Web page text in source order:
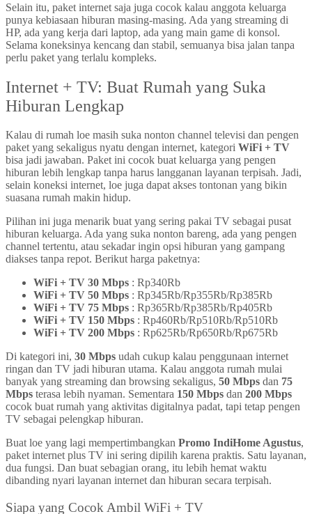
Selain itu, paket internet saja juga cocok kalau anggota keluarga
punya kebiasaan hiburan masing-masing. Ada yang streaming di
HP, ada yang kerja dari laptop, ada yang main game di konsol.
Selama koneksinya kencang dan stabil, semuanya bisa jalan tanpa
perlu paket yang terlalu kompleks.
Internet + TV: Buat Rumah yang Suka
Hiburan Lengkap
Kalau di rumah loe masih suka nonton channel televisi dan pengen
paket yang sekaligus nyatu dengan internet, kategori WiFi + TV
bisa jadi jawaban. Paket ini cocok buat keluarga yang pengen
hiburan lebih lengkap tanpa harus langganan layanan terpisah. Jadi,
selain koneksi internet, loe juga dapat akses tontonan yang bikin
suasana rumah makin hidup.
Pilihan ini juga menarik buat yang sering pakai TV sebagai pusat
hiburan keluarga. Ada yang suka nonton bareng, ada yang pengen
channel tertentu, atau sekadar ingin opsi hiburan yang gampang
diakses tanpa repot. Berikut harga paketnya:
WiFi + TV 30 Mbps : Rp340Rb
WiFi + TV 50 Mbps : Rp345Rb/Rp355Rb/Rp385Rb
WiFi + TV 75 Mbps : Rp365Rb/Rp385Rb/Rp405Rb
WiFi + TV 150 Mbps : Rp460Rb/Rp510Rb/Rp510Rb
WiFi + TV 200 Mbps : Rp625Rb/Rp650Rb/Rp675Rb
Di kategori ini, 30 Mbps udah cukup kalau penggunaan internet
ringan dan TV jadi hiburan utama. Kalau anggota rumah mulai
banyak yang streaming dan browsing sekaligus, 50 Mbps dan 75
Mbps terasa lebih nyaman. Sementara 150 Mbps dan 200 Mbps
cocok buat rumah yang aktivitas digitalnya padat, tapi tetap pengen
TV sebagai pelengkap hiburan.
Buat loe yang lagi mempertimbangkan Promo IndiHome Agustus,
paket internet plus TV ini sering dipilih karena praktis. Satu layanan,
dua fungsi. Dan buat sebagian orang, itu lebih hemat waktu
dibanding nyari layanan internet dan hiburan secara terpisah.
Siapa yang Cocok Ambil WiFi + TV